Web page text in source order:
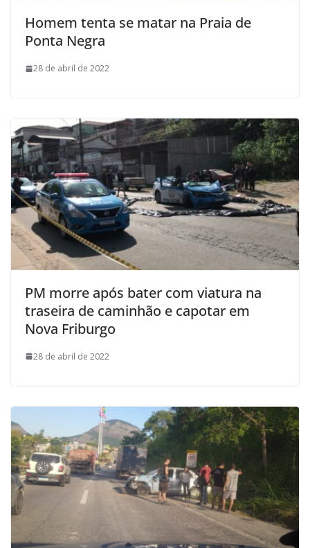
Homem tenta se matar na Praia de
Ponta Negra
28 de abril de 2022
PM morre após bater com viatura na
traseira de caminhão e capotar em
Nova Friburgo
28 de abril de 2022